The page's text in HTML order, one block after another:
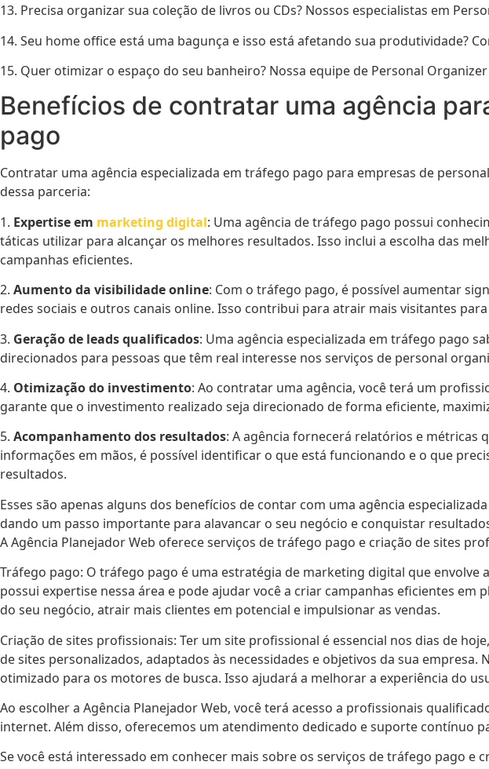
13. Precisa organizar sua coleção de livros ou CDs? Nossos especialistas em
14. Seu home office está uma bagunça e isso está afetando sua produtividade?
15. Quer otimizar o espaço do seu banheiro? Nossa equipe de Personal
Benefícios de contratar uma agência
pago
Contratar uma agência especializada em tráfego pago para empresas de
dessa parceria:
1. Expertise em marketing digital: Uma agência de tráfego pago possui
táticas utilizar para alcançar os melhores resultados. Isso inclui a escolha das
campanhas eficientes.
2. Aumento da visibilidade online: Com o tráfego pago, é possível aumentar
redes sociais e outros canais online. Isso contribui para atrair mais visitantes
3. Geração de leads qualificados: Uma agência especializada em tráfego pago
direcionados para pessoas que têm real interesse nos serviços de personal
4. Otimização do investimento: Ao contratar uma agência, você terá um
garante que o investimento realizado seja direcionado de forma eficiente,
5. Acompanhamento dos resultados: A agência fornecerá relatórios e métricas
informações em mãos, é possível identificar o que está funcionando e o que
resultados.
Esses são apenas alguns dos benefícios de contar com uma agência
dando um passo importante para alavancar o seu negócio e conquistar
A Agência Planejador Web oferece serviços de tráfego pago e criação de sites
Tráfego pago: O tráfego pago é uma estratégia de marketing digital que
possui expertise nessa área e pode ajudar você a criar campanhas eficientes
do seu negócio, atrair mais clientes em potencial e impulsionar as vendas.
Criação de sites profissionais: Ter um site profissional é essencial nos dias de
de sites personalizados, adaptados às necessidades e objetivos da sua
otimizado para os motores de busca. Isso ajudará a melhorar a experiência do
Ao escolher a Agência Planejador Web, você terá acesso a profissionais
internet. Além disso, oferecemos um atendimento dedicado e suporte contínuo
Se você está interessado em conhecer mais sobre os serviços de tráfego pago